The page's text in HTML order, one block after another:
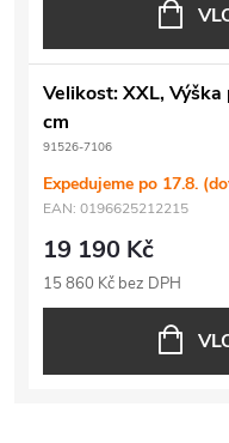
Velikost: XXL,
cm
91526-7106
Expedujeme po 17.8.
EAN: 0196625212215
19 190 Kč
15 860 Kč bez DPH